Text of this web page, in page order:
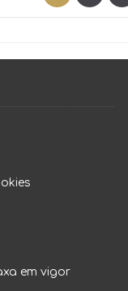
em vigor